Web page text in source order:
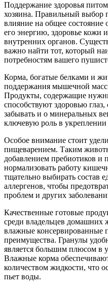
Поддержание здоровья
хозяина. Правильный выбор
влияние на общее состояние
его энергию, здоровье кожи
внутренних органов.
важно найти тот, который
потребностям вашего
Корма, богатые белками и
поддержания мышечной
Продукты, содержащие
способствуют здоровью
забывать и о минеральных
ключевую роль в укреплении
Особое внимание стоит
пищеварением. Таким
добавлением пребиотиков и
нормализовать работу
тщательно выбирать состав
аллергенов, чтобы
проблем и других
Качественные готовые
среди владельцев
влажные консервированные
преимущества. Гранулы
является большим плюсом в
Влажные корма
количеством жидкости, что
пьет воды.